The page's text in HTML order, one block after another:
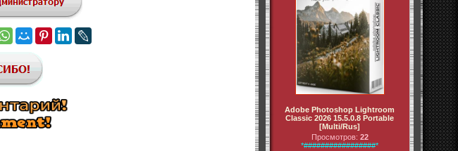
Adobe Photoshop Lightroom
Classic 2026 15.5.0.8 Portable
[Multi/Rus]
Просмотров: 22
*#################*